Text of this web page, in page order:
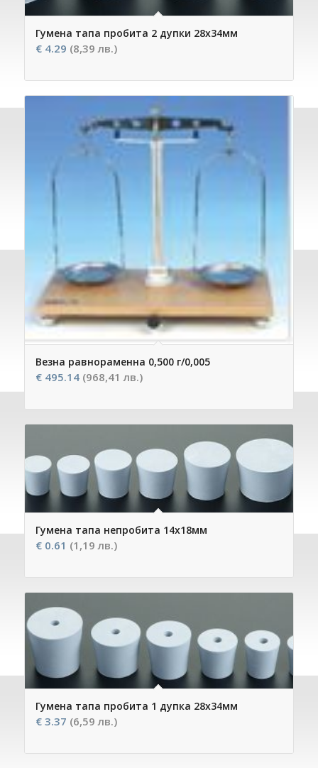
Гумена тапа пробита 2 дупки 28х34мм
€4.29 (8,39 лв.)
Везна равнораменна 0,500 г/0,005
€495.14 (968,41 лв.)
Гумена тапа непробита 14х18мм
€0.61 (1,19 лв.)
Гумена тапа пробита 1 дупка 28х34мм
€3.37 (6,59 лв.)